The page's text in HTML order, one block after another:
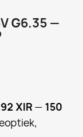
G6.35 —
XIR — 150